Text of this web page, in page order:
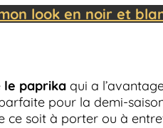
look en noir et
le paprika qui a
pour la demi-
soit à porter ou à